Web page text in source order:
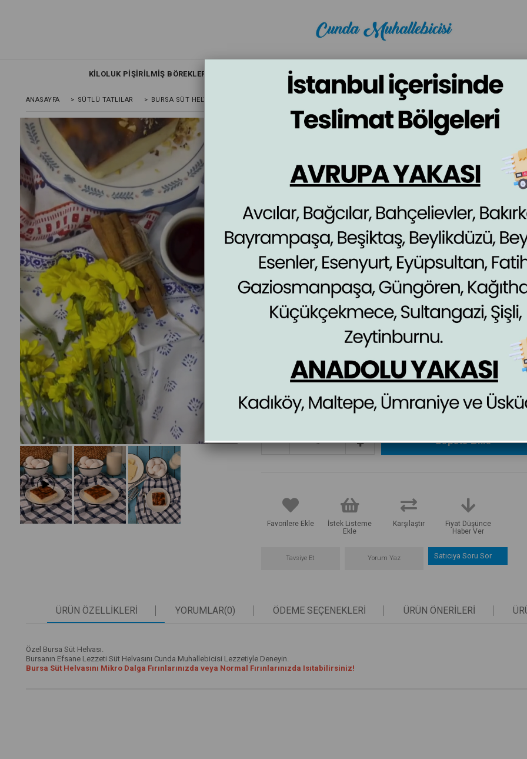
KİLOLUK PİŞİRİLMİŞ BÖREKLER ŞERBETLİ TATLILAR SÜTLÜ TATLILAR
ANASAYFA > SÜTLÜ TATLILAR > BURSA SÜT HELVASI
Cunda Muhallebicisi
₺200,00
Stok Miktarı:15
Özel Bursa Süt Helvası.
Bursanın Efsane Lezzeti Süt Helvasını Cunda Muhallebicisi Lezzetiyle Deneyin.
Bursa Süt Helvasını Mikro Dalga Fırınlarınızda veya Normal Fırınlarınızda
Favorilere Ekle
İstek Listeme
Ekle
Karşılaştır
Fiyat Düşünce
Haber Ver
Tavsiye Et Yorum Yaz Satıcıya Soru Sor
ÜRÜN ÖZELLIKLERI YORUMLAR(0) ÖDEME SEÇENEKLERI ÜRÜN ÖNERILERI
Özel Bursa Süt Helvası.
Bursanın Efsane Lezzeti Süt Helvasını Cunda Muhallebicisi Lezzetiyle Deneyin.
Bursa Süt Helvasını Mikro Dalga Fırınlarınızda veya Normal Fırınlarınızda Isıtabilirsiniz!